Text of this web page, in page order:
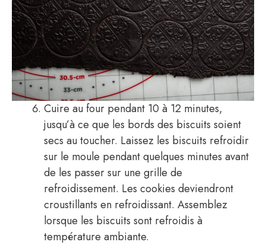
Cuire au four pendant 10 à 12 minutes,
jusqu’à ce que les bords des biscuits soient
secs au toucher. Laissez les biscuits refroidir
sur le moule pendant quelques minutes avant
de les passer sur une grille de
refroidissement. Les cookies deviendront
croustillants en refroidissant. Assemblez
lorsque les biscuits sont refroidis à
température ambiante.